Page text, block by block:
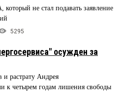
не стал подавать заявление
5295
осужден за
растрату Андрея
четырем годам лишения свободы